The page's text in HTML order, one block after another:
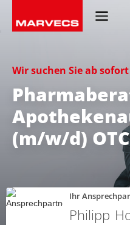
Wir suchen Sie ab
(m/w/d) OTC
Ihr
Philipp